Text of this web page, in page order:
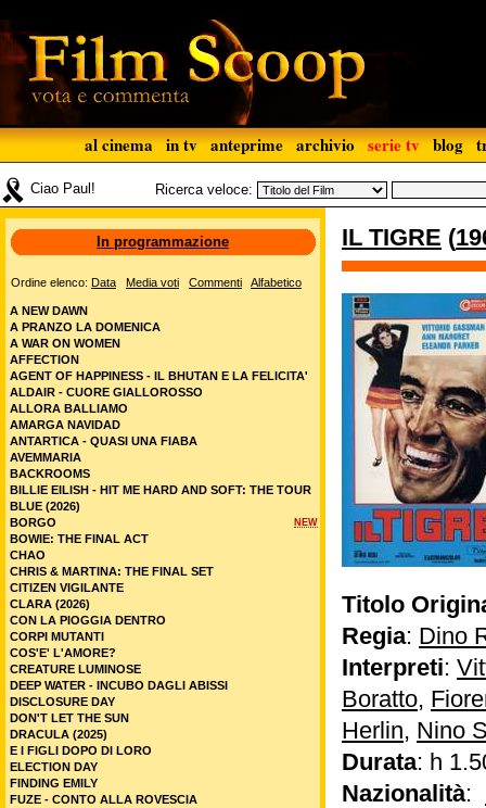
al cinema in tv anteprime archivio serie tv blog
Ciao Paul! Ricerca veloce:
IL TIGRE (
Titolo
Regia: Dino
Interpreti:
Boratto,
Herlin, Nino
Durata: h
Nazionalità:
In programmazione
Ordine elenco: Data Media voti Commenti Alfabetico
A NEW DAWN
A PRANZO LA DOMENICA
A WAR ON WOMEN
AFFECTION
AGENT OF HAPPINESS - IL BHUTAN E LA FELICITA'
ALDAIR - CUORE GIALLOROSSO
ALLORA BALLIAMO
AMARGA NAVIDAD
ANTARTICA - QUASI UNA FIABA
AVEMMARIA
BACKROOMS
BILLIE EILISH - HIT ME HARD AND SOFT: THE TOUR
BLUE (2026)
NEW
BORGO
BOWIE: THE FINAL ACT
CHAO
CHRIS & MARTINA: THE FINAL SET
CITIZEN VIGILANTE
CLARA (2026)
CON LA PIOGGIA DENTRO
CORPI MUTANTI
COS'E' L'AMORE?
CREATURE LUMINOSE
DEEP WATER - INCUBO DAGLI ABISSI
DISCLOSURE DAY
DON'T LET THE SUN
DRACULA (2025)
E I FIGLI DOPO DI LORO
ELECTION DAY
FINDING EMILY
FUZE - CONTO ALLA ROVESCIA